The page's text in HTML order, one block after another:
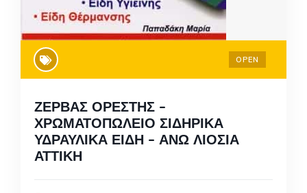
OPEN
ΖΕΡΒΑΣ ΟΡΕΣΤΗΣ –
ΧΡΩΜΑΤΟΠΩΛΕΙΟ ΣΙΔΗΡΙΚΑ
ΥΔΡΑΥΛΙΚΑ ΕΙΔΗ – ΑΝΩ ΛΙΟΣΙΑ
ΑΤΤΙΚΗ